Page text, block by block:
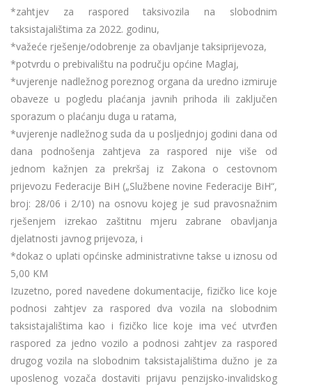
*zahtjev za raspored taksivozila na slobodnim
taksistajalištima za 2022. godinu,
*važeće rješenje/odobrenje za obavljanje taksiprijevoza,
*potvrdu o prebivalištu na području općine Maglaj,
*uvjerenje nadležnog poreznog organa da uredno izmiruje
obaveze u pogledu plaćanja javnih prihoda ili zaključen
sporazum o plaćanju duga u ratama,
*uvjerenje nadležnog suda da u posljednjoj godini dana od
dana podnošenja zahtjeva za raspored nije više od
jednom kažnjen za prekršaj iz Zakona o cestovnom
prijevozu Federacije BiH („Službene novine Federacije BiH“,
broj: 28/06 i 2/10) na osnovu kojeg je sud pravosnažnim
rješenjem izrekao zaštitnu mjeru zabrane obavljanja
djelatnosti javnog prijevoza, i
*dokaz o uplati općinske administrativne takse u iznosu od
5,00 KM
Izuzetno, pored navedene dokumentacije, fizičko lice koje
podnosi zahtjev za raspored dva vozila na slobodnim
taksistajalištima kao i fizičko lice koje ima već utvrđen
raspored za jedno vozilo a podnosi zahtjev za raspored
drugog vozila na slobodnim taksistajalištima dužno je za
uposlenog vozača dostaviti prijavu penzijsko-invalidskog